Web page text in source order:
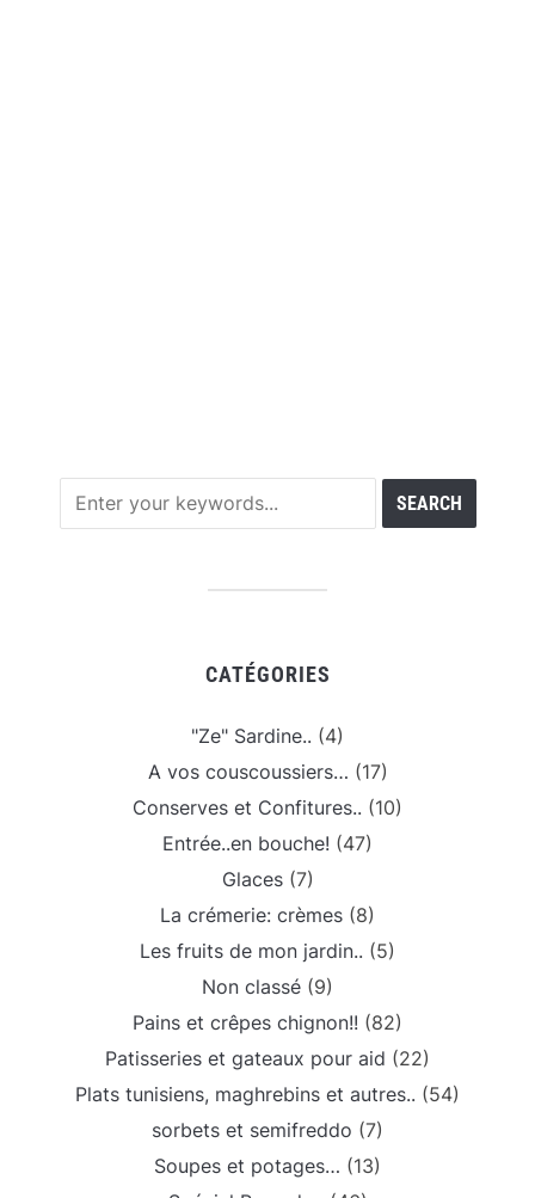
CATÉGORIES
"Ze" Sardine.. (4)
A vos couscoussiers… (17)
Conserves et Confitures.. (10)
Entrée..en bouche! (47)
Glaces(7)
La crémerie: crèmes (8)
Les fruits de mon jardin.. (5)
Non classé (9)
Pains et crêpes chignon!! (82)
Patisseries et gateaux pour aid (22)
Plats tunisiens, maghrebins et autres.. (54)
sorbets et semifreddo (7)
Soupes et potages… (13)